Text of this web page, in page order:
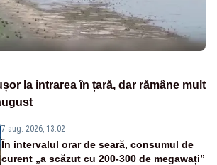
la intrarea în țară, dar rămâne mult
7 aug. 2026, 13:02
În intervalul orar de seară, consumul de
curent „a scăzut cu 200-300 de megawați”